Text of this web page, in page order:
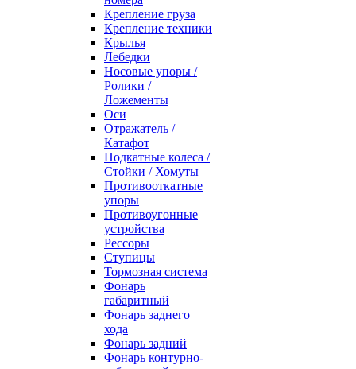
Крепление груза
Крепление техники
Крылья
Лебедки
Носовые упоры /
Ролики /
Ложементы
Оси
Отражатель /
Катафот
Подкатные колеса /
Стойки / Хомуты
Противооткатные
упоры
Противоугонные
устройства
Рессоры
Ступицы
Тормозная система
Фонарь
габаритный
Фонарь заднего
хода
Фонарь задний
Фонарь контурно-